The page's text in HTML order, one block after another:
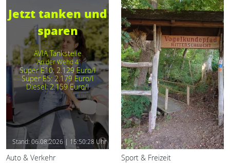
Jetzt tanken und
sparen
AVIA Tankstelle
An der Wehd 4
Super E10: 2.129 Euro/l
Super E5: 2.179 Euro/l
Diesel: 2.159 Euro/l
Stand: 06.08.2026 | 15:50:28 Uhr
Auto & Verkehr Sport & Freizeit